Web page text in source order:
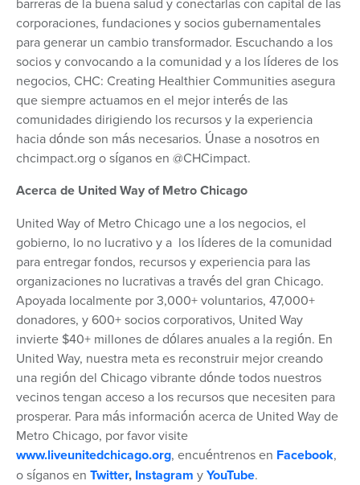
corporaciones, fundaciones y socios gubernamentales
para generar un cambio transformador. Escuchando a los
socios y convocando a la comunidad y a los líderes de los
negocios, CHC: Creating Healthier Communities asegura
que siempre actuamos en el mejor interés de las
comunidades dirigiendo los recursos y la experiencia
hacia dónde son más necesarios. Únase a nosotros en
chcimpact.org o síganos en @CHCimpact.
Acerca de United Way of Metro Chicago
United Way of Metro Chicago une a los negocios, el
gobierno, lo no lucrativo y a los líderes de la comunidad
para entregar fondos, recursos y experiencia para las
organizaciones no lucrativas a través del gran Chicago.
Apoyada localmente por 3,000+ voluntarios, 47,000+
donadores, y 600+ socios corporativos, United Way
invierte $40+ millones de dólares anuales a la región. En
United Way, nuestra meta es reconstruir mejor creando
una región del Chicago vibrante dónde todos nuestros
vecinos tengan acceso a los recursos que necesiten para
prosperar. Para más información acerca de United Way de
Metro Chicago, por favor visite
www.liveunitedchicago.org, encuéntrenos en Facebook,
o síganos en Twitter, Instagram yYouTube.